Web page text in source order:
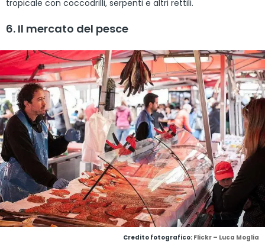
tropicale con coccodrilli, serpenti e altri rettili.
6. Il mercato del pesce
Credito fotografico: Flickr – Luca Moglia